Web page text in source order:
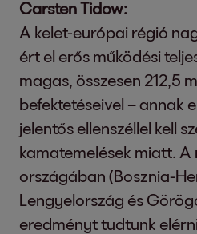
Carsten Tidow:
A kelet-európai régió
ért el erős működési
magas, összesen 212,5
befektetéseivel – annak
jelentős ellenszéllel kell
kamatemelések miatt. A
országában (Bosznia-
Lengyelország és
eredményt tudtunk